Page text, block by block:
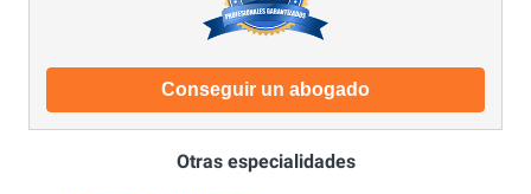
Conseguir un abogado
Otras especialidades